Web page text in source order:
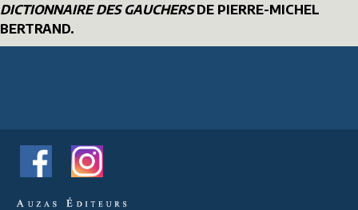
DICTIONNAIRE DES GAUCHERSDE PIERRE-MICHEL
BERTRAND.